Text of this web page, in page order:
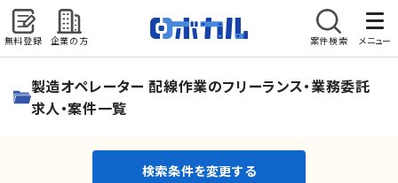
無料登録 企業の方 案件検索 メニュー
検索条件を変更する
製造オペレーター 配線作業のフリーランス・業務委託
求人・案件一覧
検索条件を変更する